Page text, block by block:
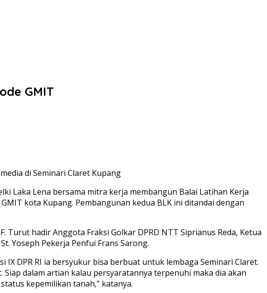
GMIT
di Seminari Claret Kupang
Laka Lena bersama mitra kerja membangun Balai Latihan Kerja
kota Kupang. Pembangunan kedua BLK ini ditandai dengan
Turut hadir Anggota Fraksi Golkar DPRD NTT Siprianus Reda, Ketua
Yoseph Pekerja Penfui Frans Sarong.
DPR RI ia bersyukur bisa berbuat untuk lembaga Seminari Claret.
dalam artian kalau persyaratannya terpenuhi maka dia akan
kepemilikan tanah,” katanya.